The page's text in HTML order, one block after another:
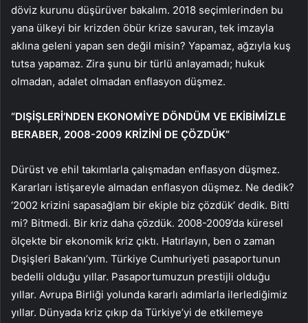
döviz kurunu düşürüver bakalım. 2018 seçimlerinden bu
yana ülkeyi bir krizden öbür krize savuran, tek imzayla
aklına geleni yapan sen değil misin? Yapamaz, ağzıyla kuş
tutsa yapamaz. Zira şunu bir türlü anlayamadı; hukuk
olmadan, adalet olmadan enflasyon düşmez.
“DIŞİŞLERİ’NDEN EKONOMİYE DÖNDÜM VE EKİBİMİZLE
BERABER, 2008-2009 KRİZİNİ DE ÇÖZDÜK”
Dürüst ve ehil takımlarla çalışmadan enflasyon düşmez.
Kararları istişareyle almadan enflasyon düşmez. Ne dedik?
‘2002 krizini sapasağlam bir ekiple biz çözdük’ dedik. Bitti
mi? Bitmedi. Bir kriz daha çözdük. 2008-2009’da küresel
ölçekte bir ekonomik kriz çıktı. Hatırlayın, ben o zaman
Dışişleri Bakanı’yım. Türkiye Cumhuriyeti pasaportunun
bedelli olduğu yıllar. Pasaportumuzun prestijli olduğu
yıllar. Avrupa Birliği yolunda kararlı adımlarla ilerlediğimiz
yıllar. Dünyada kriz çıkıp da Türkiye’yi de etkilemeye